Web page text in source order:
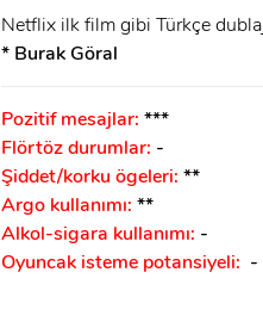
Netflix ilk film gibi Türkçe
* Burak Göral
Pozitif mesajlar: ***
Flörtöz durumlar: -
Şiddet/korku ögeleri: **
Argo kullanımı: **
Alkol-sigara kullanımı: -
Oyuncak isteme potansiyeli: -